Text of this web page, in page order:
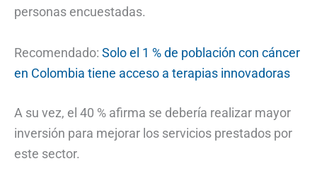
personas encuestadas.
Recomendado: Solo el 1 % de población con cáncer
en Colombia tiene acceso a terapias innovadoras
A su vez, el 40 % afirma se debería realizar mayor
inversión para mejorar los servicios prestados por
este sector.